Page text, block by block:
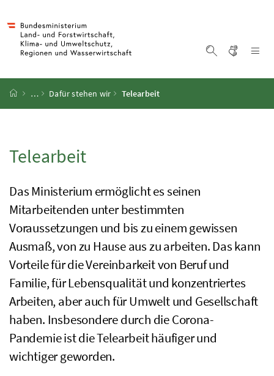
Startseite
… Dafür stehen wir Telearbeit
Telearbeit
Das Ministerium ermöglicht es seinen
Mitarbeitenden unter bestimmten
Voraussetzungen und bis zu einem gewissen
Ausmaß, von zu Hause aus zu arbeiten. Das kann
Vorteile für die Vereinbarkeit von Beruf und
Familie, für Lebensqualität und konzentriertes
Arbeiten, aber auch für Umwelt und Gesellschaft
haben. Insbesondere durch die Corona-
Pandemie ist die Telearbeit häufiger und
wichtiger geworden.